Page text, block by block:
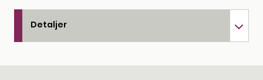
Detaljer